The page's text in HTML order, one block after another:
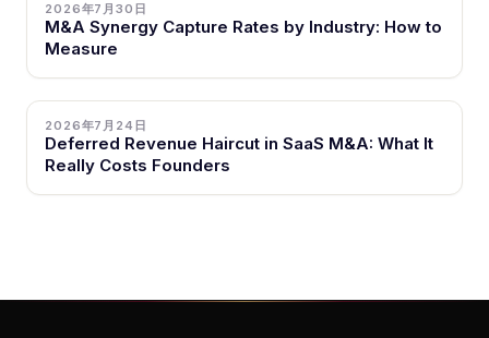
2026年7月30日
M&A Synergy Capture Rates by Industry: How to
Measure
2026年7月24日
Deferred Revenue Haircut in SaaS M&A: What It
Really Costs Founders